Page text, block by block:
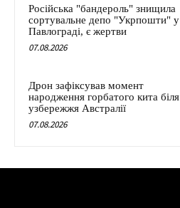
Російська "бандероль" знищила
сортувальне депо "Укрпошти" у
Павлограді, є жертви
07.08.2026
Дрон зафіксував момент
народження горбатого кита біля
узбережжя Австралії
07.08.2026